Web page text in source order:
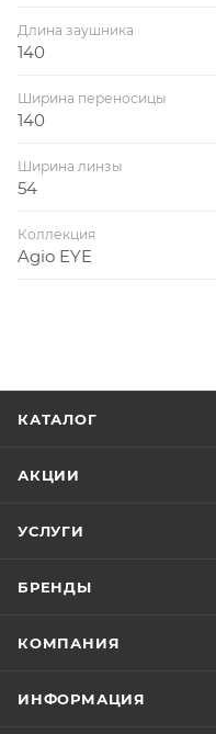
Длина заушника
140
Ширина переносицы
140
Ширина линзы
54
Коллекция
Agio EYE
КАТАЛОГ
АКЦИИ
УСЛУГИ
БРЕНДЫ
КОМПАНИЯ
ИНФОРМАЦИЯ